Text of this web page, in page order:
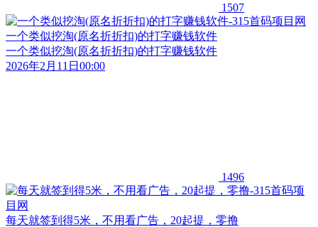
1507
一个类似挖淘(原名折折扣)的打字赚钱软件
一个类似挖淘(原名折折扣)的打字赚钱软件
2026年2月11日00:00
1496
每天就签到得5米，不用看广告，20起提，零撸